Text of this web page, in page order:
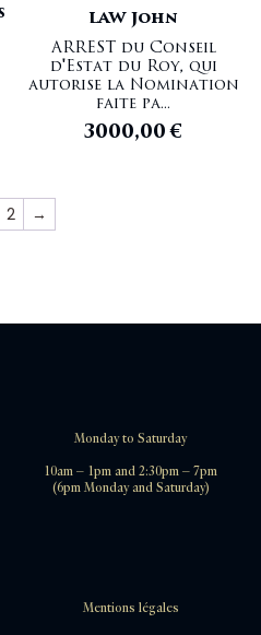
LAW John
ARREST du Conseil
d'Estat du Roy, qui
autorise la Nomination
faite pa...
3000,00€
2 →
Monday to Saturday
10am – 1pm and 2:30pm – 7pm
(6pm Monday and Saturday)
Mentions légales